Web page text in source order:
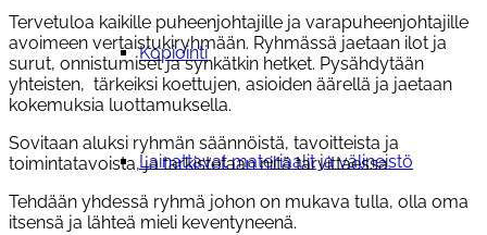
Kopiointi
Lainattavat materiaalit ja välineistö
Tervetuloa kaikille puheenjohtajille ja varapuheenjohtajille
avoimeen vertaistukiryhmään. Ryhmässä jaetaan ilot ja
surut, onnistumiset ja synkätkin hetket. Pysähdytään
yhteisten, tärkeiksi koettujen, asioiden äärellä ja jaetaan
kokemuksia luottamuksella.
Sovitaan aluksi ryhmän säännöistä, tavoitteista ja
toimintatavoista, ja tarkistetaan niitä tarvittaessa.
Tehdään yhdessä ryhmä johon on mukava tulla, olla oma
itsensä ja lähteä mieli keventyneenä.